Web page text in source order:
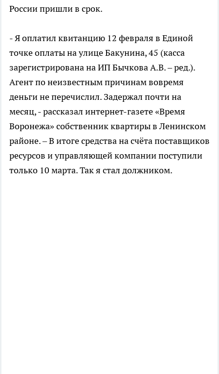
России пришли в срок.
- Я оплатил квитанцию 12 февраля в Единой
точке оплаты на улице Бакунина, 45 (касса
зарегистрирована на ИП Бычкова А.В. – ред.).
Агент по неизвестным причинам вовремя
деньги не перечислил. Задержал почти на
месяц, - рассказал интернет-газете «Время
Воронежа» собственник квартиры в Ленинском
районе. – В итоге средства на счёта поставщиков
ресурсов и управляющей компании поступили
только 10 марта. Так я стал должником.